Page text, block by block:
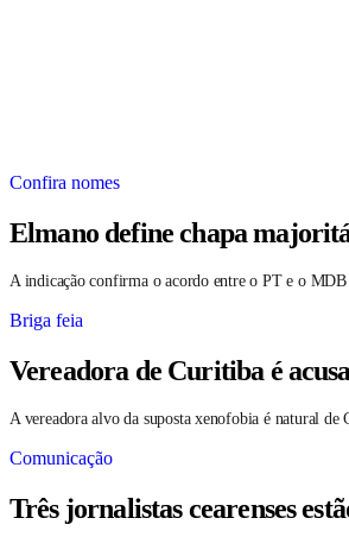
Confira nomes
Elmano define chapa
A indicação confirma o acordo entre o PT e o MDB
Briga feia
Vereadora de Curitiba é
A vereadora alvo da suposta xenofobia é natural de
Comunicação
Três jornalistas cearenses